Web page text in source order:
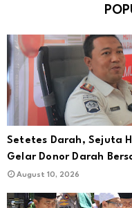
Setetes Darah, Sejuta
Gelar Donor Darah
August 10, 2026